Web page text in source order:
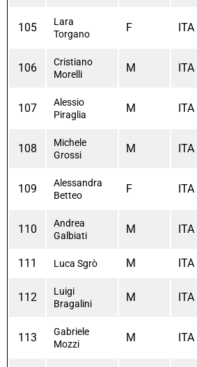
105
Lara
Torgano
F ITA
106
Cristiano
Morelli
M ITA
107
Alessio
Piraglia
M ITA
108
Michele
Grossi
M ITA
109
Alessandra
Betteo
F ITA
110
Andrea
Galbiati
M ITA
111 Luca Sgrò M ITA
112
Luigi
Bragalini
M ITA
113
Gabriele
Mozzi
M ITA